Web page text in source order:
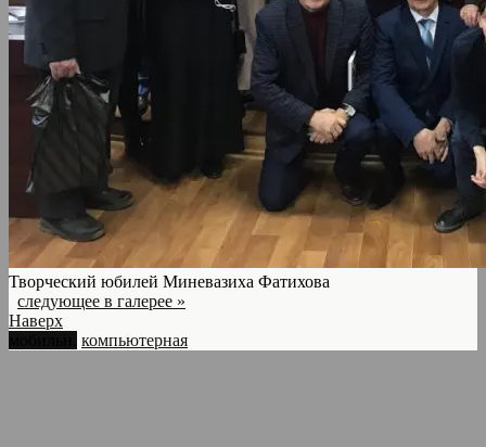
Творческий юбилей Миневазиха Фатихова
следующее в галерее »
Наверх
компьютерная